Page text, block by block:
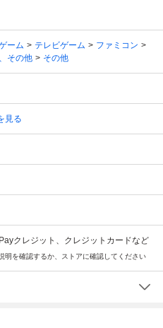
ーム テレビゲーム
ファミコン
その他 その他
見る
クレジット、クレジットカードなど
明を確認するか、ストアに確認してください